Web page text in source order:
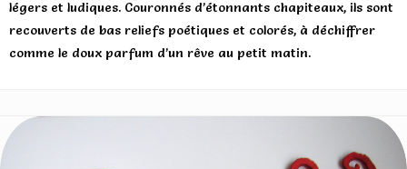
légers et ludiques. Couronnés d’étonnants chapiteaux, ils sont
recouverts de bas reliefs poétiques et colorés, à déchiffrer
comme le doux parfum d’un rêve au petit matin.